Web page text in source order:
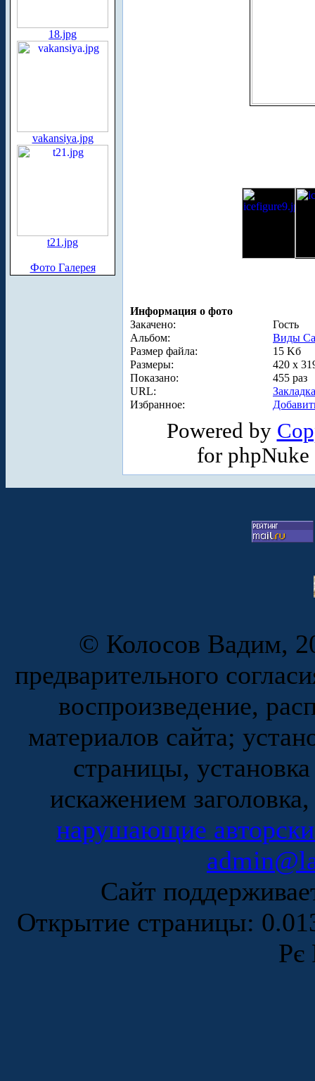
18.jpg
vakansiya.jpg
t21.jpg
Фото Галерея
Информация о фото
Закачено:
Гость
Альбом:
Виды
Размер файла:
15 Kб
Размеры:
420 x
Показано:
455 раз
URL:
Избранное:
Powered by
for
© Колосов Вадим,
предварительного
воспроизведение,
материалов сайта;
страницы,
искажением
нарушающие
Сайт
Открытие страницы:
Рє